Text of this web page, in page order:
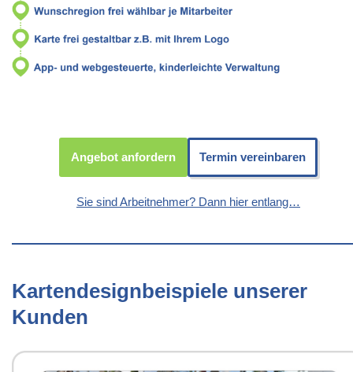
Angebot anfordern Termin vereinbaren
Sie sind Arbeitnehmer? Dann hier entlang…
Kartendesignbeispiele unserer
Kunden